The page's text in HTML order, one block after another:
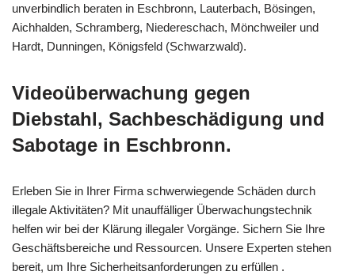
unverbindlich beraten in Eschbronn, Lauterbach, Bösingen,
Aichhalden, Schramberg, Niedereschach, Mönchweiler und
Hardt, Dunningen, Königsfeld (Schwarzwald).
Videoüberwachung gegen
Diebstahl, Sachbeschädigung und
Sabotage in Eschbronn.
Erleben Sie in Ihrer Firma schwerwiegende Schäden durch
illegale Aktivitäten? Mit unauffälliger Überwachungstechnik
helfen wir bei der Klärung illegaler Vorgänge. Sichern Sie Ihre
Geschäftsbereiche und Ressourcen. Unsere Experten stehen
bereit, um Ihre Sicherheitsanforderungen zu erfüllen .